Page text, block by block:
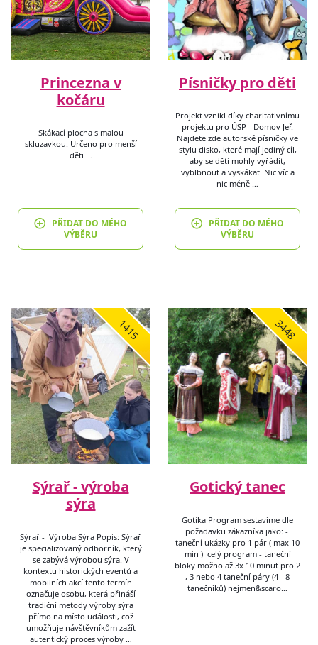
Princezna v
kočáru
Skákací plocha s malou
skluzavkou. Určeno pro menší
děti …
PŘIDAT DO MÉHO
VÝBĚRU
Písničky pro děti
Projekt vznikl díky charitativnímu
projektu pro ÚSP - Domov Jeř.
Najdete zde autorské písničky ve
stylu disko, které mají jediný cíl,
aby se děti mohly vyřádit,
vyblbnout a vyskákat. Nic víc a
nic méně …
PŘIDAT DO MÉHO
VÝBĚRU
1415
Sýrař - výroba
sýra
Sýrař - Výroba Sýra Popis: Sýrař
je specializovaný odborník, který
se zabývá výrobou sýra. V
kontextu historických eventů a
mobilních akcí tento termín
označuje osobu, která přináší
tradiční metody výroby sýra
přímo na místo události, což
umožňuje návštěvníkům zažít
autentický proces výroby …
3448
Gotický tanec
Gotika Program sestavíme dle
požadavku zákazníka jako: -
taneční ukázky pro 1 pár ( max 10
min ) celý program - taneční
bloky možno až 3x 10 minut pro 2
, 3 nebo 4 taneční páry (4 - 8
tanečníků) nejmen&scaro…